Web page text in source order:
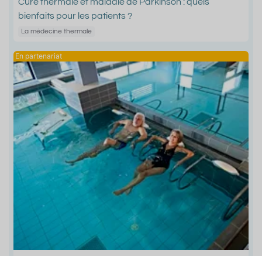
Cure thermale et maladie de Parkinson : quels
bienfaits pour les patients ?
La médecine thermale